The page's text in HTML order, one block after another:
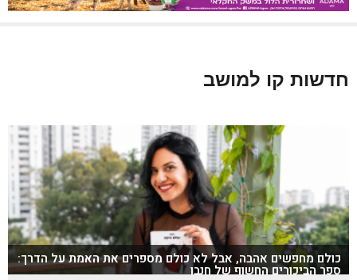
חדשות קו למושב
כולם מחפשים אהבה, אבל לא כולם מספרים את האמת על הדרך:
ספר הביכורים החשוף של חנבו